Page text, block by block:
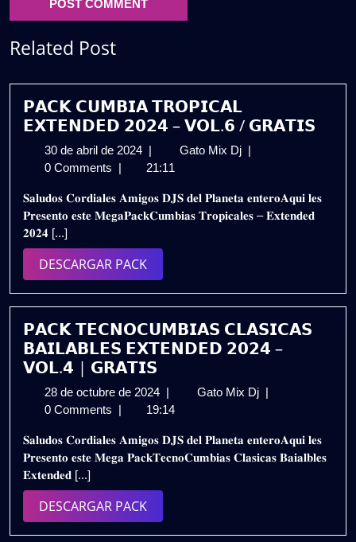
Related Post
𝗣𝗔𝗖𝗞 𝗖𝗨𝗠𝗕𝗜𝗔 𝗧𝗥𝗢𝗣𝗜𝗖𝗔𝗟
𝗘𝗫𝗧𝗘𝗡𝗗𝗘𝗗 𝟮𝟬𝟮𝟰 – 𝗩𝗢𝗟.𝟲 / 𝗚𝗥𝗔𝗧𝗜𝗦
30 de abril de 2024 30
de
de
2024
Gato Mix Dj 𝗣𝗔𝗖𝗞
𝗘𝗫𝗧𝗘𝗡𝗗𝗘𝗗
𝟮𝟬𝟮𝟰
𝗚𝗥𝗔𝗧𝗜𝗦
0 Comments
21:11
𝐒𝐚𝐥𝐮𝐝𝐨𝐬 𝐂𝐨𝐫𝐝𝐢𝐚𝐥𝐞𝐬 𝐀𝐦𝐢𝐠𝐨𝐬 𝐃𝐉𝐒 𝐝𝐞𝐥 𝐏𝐥𝐚𝐧𝐞𝐭𝐚 𝐞𝐧𝐭𝐞𝐫𝐨𝐀𝐪𝐮𝐢 𝐥𝐞𝐬
𝐏𝐫𝐞𝐬𝐞𝐧𝐭𝐨 𝐞𝐬𝐭𝐞 𝐌𝐞𝐠𝐚𝐏𝐚𝐜𝐤𝐂𝐮𝐦𝐛𝐢𝐚𝐬 𝐓𝐫𝐨𝐩𝐢𝐜𝐚𝐥𝐞𝐬 – 𝐄𝐱𝐭𝐞𝐧𝐝𝐞𝐝
𝟐𝟎𝟐𝟒 [...]
DESCARGAR PACKDESCARGAR
PACK
𝗣𝗔𝗖𝗞 𝗧𝗘𝗖𝗡𝗢𝗖𝗨𝗠𝗕𝗜𝗔𝗦 𝗖𝗟𝗔𝗦𝗜𝗖𝗔𝗦
𝗕𝗔𝗜𝗟𝗔𝗕𝗟𝗘𝗦 𝗘𝗫𝗧𝗘𝗡𝗗𝗘𝗗 𝟮𝟬𝟮𝟰 –
𝗩𝗢𝗟.𝟰 | 𝗚𝗥𝗔𝗧𝗜𝗦
28 de octubre de 2024 28
de
de
2024
Gato Mix Dj 𝗣𝗔𝗖𝗞
𝗕𝗔𝗜𝗟𝗔𝗕𝗟𝗘𝗦
𝗘𝗫𝗧𝗘𝗡𝗗𝗘𝗗
|
0 Comments
19:14
𝐒𝐚𝐥𝐮𝐝𝐨𝐬 𝐂𝐨𝐫𝐝𝐢𝐚𝐥𝐞𝐬 𝐀𝐦𝐢𝐠𝐨𝐬 𝐃𝐉𝐒 𝐝𝐞𝐥 𝐏𝐥𝐚𝐧𝐞𝐭𝐚 𝐞𝐧𝐭𝐞𝐫𝐨𝐀𝐪𝐮𝐢 𝐥𝐞𝐬
𝐏𝐫𝐞𝐬𝐞𝐧𝐭𝐨 𝐞𝐬𝐭𝐞 𝐌𝐞𝐠𝐚 𝐏𝐚𝐜𝐤𝐓𝐞𝐜𝐧𝐨𝐂𝐮𝐦𝐛𝐢𝐚𝐬 𝐂𝐥𝐚𝐬𝐢𝐜𝐚𝐬 𝐁𝐚𝐢𝐚𝐥𝐛𝐥𝐞𝐬
𝐄𝐱𝐭𝐞𝐧𝐝𝐞𝐝 [...]
DESCARGAR PACKDESCARGAR
PACK